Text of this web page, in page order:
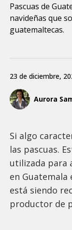
Pascuas de
navideñas que
guatemaltecas.
Aurora
23 de diciembre,
Si algo
las pascuas.
utilizada para
en
está siendo
productor de